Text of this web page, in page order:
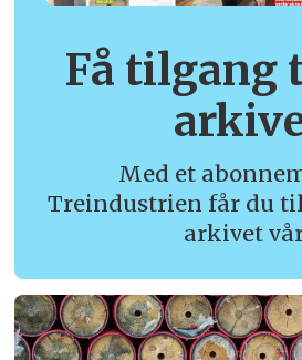
Få tilgang
Med et
Treindustrien får du
arkivet